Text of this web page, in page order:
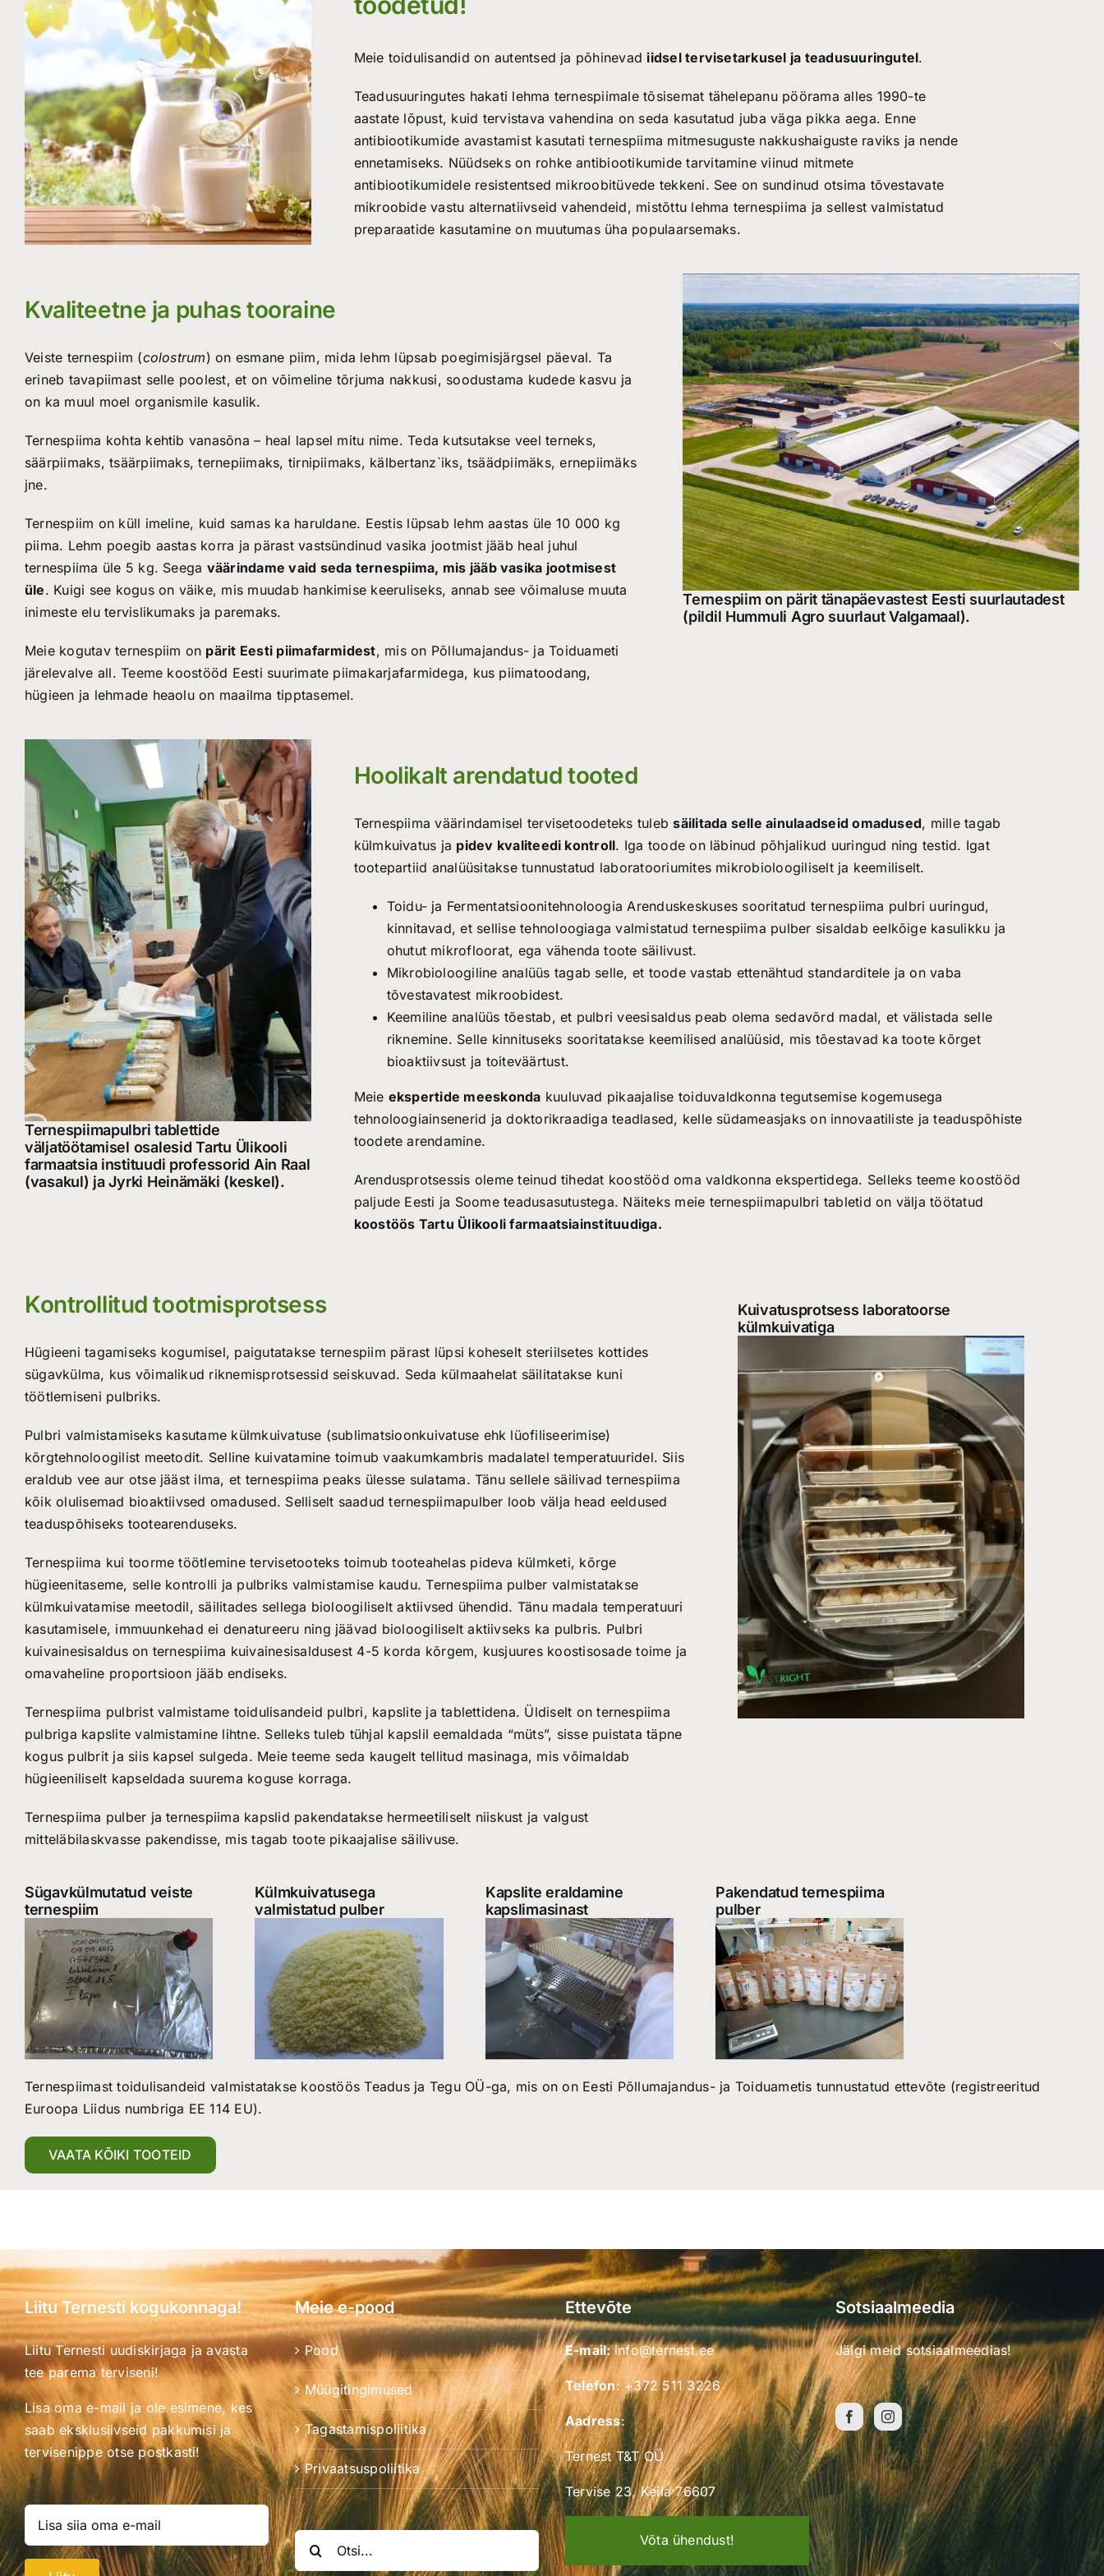
Meie toidulisandid on autentsed ja põhinevad iidsel tervisetarkusel ja teadusuuringutel.
Teadusuuringutes hakati lehma ternespiimale tõsisemat tähelepanu pöörama alles 1990-te
aastate lõpust, kuid tervistava vahendina on seda kasutatud juba väga pikka aega. Enne
antibiootikumide avastamist kasutati ternespiima mitmesuguste nakkushaiguste raviks ja nende
ennetamiseks. Nüüdseks on rohke antibiootikumide tarvitamine viinud mitmete
antibiootikumidele resistentsed mikroobitüvede tekkeni. See on sundinud otsima tõvestavate
mikroobide vastu alternatiivseid vahendeid, mistõttu lehma ternespiima ja sellest valmistatud
preparaatide kasutamine on muutumas üha populaarsemaks.
Kvaliteetne ja puhas tooraine
Veiste ternespiim (colostrum) on esmane piim, mida lehm lüpsab poegimisjärgsel päeval. Ta
erineb tavapiimast selle poolest, et on võimeline tõrjuma nakkusi, soodustama kudede kasvu ja
on ka muul moel organismile kasulik.
Ternespiima kohta kehtib vanasõna – heal lapsel mitu nime. Teda kutsutakse veel terneks,
säärpiimaks, tsäärpiimaks, ternepiimaks, tirnipiimaks, kälbertanz`iks, tsäädpiimäks, ernepiimäks
jne.
Ternespiim on küll imeline, kuid samas ka haruldane. Eestis lüpsab lehm aastas üle 10 000 kg
piima. Lehm poegib aastas korra ja pärast vastsündinud vasika jootmist jääb heal juhul
ternespiima üle 5 kg. Seega väärindame vaid seda ternespiima, mis jääb vasika jootmisest
üle. Kuigi see kogus on väike, mis muudab hankimise keeruliseks, annab see võimaluse muuta
inimeste elu tervislikumaks ja paremaks.
Meie kogutav ternespiim on pärit Eesti piimafarmidest, mis on Põllumajandus- ja Toiduameti
järelevalve all. Teeme koostööd Eesti suurimate piimakarjafarmidega, kus piimatoodang,
hügieen ja lehmade heaolu on maailma tipptasemel.
Ternespiim on pärit tänapäevastest Eesti suurlautadest
(pildil Hummuli Agro suurlaut Valgamaal).
Ternespiimapulbri tablettide
väljatöötamisel osalesid Tartu Ülikooli
farmaatsia instituudi professorid Ain Raal
(vasakul) ja Jyrki Heinämäki (keskel).
Hoolikalt arendatud tooted
Ternespiima väärindamisel tervisetoodeteks tulebsäilitada selle ainulaadseid omadused, mille tagab
külmkuivatus ja pidev kvaliteedi kontroll. Iga toode on läbinud põhjalikud uuringud ning testid. Igat
tootepartiid analüüsitakse tunnustatud laboratooriumites mikrobioloogiliselt ja keemiliselt.
Toidu- ja Fermentatsioonitehnoloogia Arenduskeskuses sooritatud ternespiima pulbri uuringud,
kinnitavad, et sellise tehnoloogiaga valmistatud ternespiima pulber sisaldab eelkõige kasulikku ja
ohutut mikrofloorat, ega vähenda toote säilivust.
Mikrobioloogiline analüüs tagab selle, et toode vastab ettenähtud standarditele ja on vaba
tõvestavatest mikroobidest.
Keemiline analüüs tõestab, et pulbri veesisaldus peab olema sedavõrd madal, et välistada selle
riknemine. Selle kinnituseks sooritatakse keemilised analüüsid, mis tõestavad ka toote kõrget
bioaktiivsust ja toiteväärtust.
Meie ekspertide meeskonda kuuluvad pikaajalise toiduvaldkonna tegutsemise kogemusega
tehnoloogiainsenerid ja doktorikraadiga teadlased, kelle südameasjaks on innovaatiliste ja teaduspõhiste
toodete arendamine.
Arendusprotsessis oleme teinud tihedat koostööd oma valdkonna ekspertidega. Selleks teeme koostööd
paljude Eesti ja Soome teadusasutustega. Näiteks meie ternespiimapulbri tabletid on välja töötatud
koostöös Tartu Ülikooli farmaatsiainstituudiga.
Kontrollitud tootmisprotsess
Hügieeni tagamiseks kogumisel, paigutatakse ternespiim pärast lüpsi koheselt steriilsetes kottides
sügavkülma, kus võimalikud riknemisprotsessid seiskuvad. Seda külmaahelat säilitatakse kuni
töötlemiseni pulbriks.
Pulbri valmistamiseks kasutame külmkuivatuse (sublimatsioonkuivatuse ehk lüofiliseerimise)
kõrgtehnoloogilist meetodit. Selline kuivatamine toimub vaakumkambris madalatel temperatuuridel. Siis
eraldub vee aur otse jääst ilma, et ternespiima peaks ülesse sulatama. Tänu sellele säilivad ternespiima
kõik olulisemad bioaktiivsed omadused. Selliselt saadud ternespiimapulber loob välja head eeldused
teaduspõhiseks tootearenduseks.
Ternespiima kui toorme töötlemine tervisetooteks toimub tooteahelas pideva külmketi, kõrge
hügieenitaseme, selle kontrolli ja pulbriks valmistamise kaudu. Ternespiima pulber valmistatakse
külmkuivatamise meetodil, säilitades sellega bioloogiliselt aktiivsed ühendid. Tänu madala temperatuuri
kasutamisele, immuunkehad ei denatureeru ning jäävad bioloogiliselt aktiivseks ka pulbris. Pulbri
kuivainesisaldus on ternespiima kuivainesisaldusest 4-5 korda kõrgem, kusjuures koostisosade toime ja
omavaheline proportsioon jääb endiseks.
Ternespiima pulbrist valmistame toidulisandeid pulbri, kapslite ja tablettidena. Üldiselt on ternespiima
pulbriga kapslite valmistamine lihtne. Selleks tuleb tühjal kapslil eemaldada “müts”, sisse puistata täpne
kogus pulbrit ja siis kapsel sulgeda. Meie teeme seda kaugelt tellitud masinaga, mis võimaldab
hügieeniliselt kapseldada suurema koguse korraga.
Ternespiima pulber ja ternespiima kapslid pakendatakse hermeetiliselt niiskust ja valgust
mitteläbilaskvasse pakendisse, mis tagab toote pikaajalise säilivuse.
Kuivatusprotsess laboratoorse
külmkuivatiga
Sügavkülmutatud veiste
ternespiim
Külmkuivatusega
valmistatud pulber
Kapslite eraldamine
kapslimasinast
Pakendatud ternespiima
pulber
Ternespiimast toidulisandeid valmistatakse koostöös Teadus ja Tegu OÜ-ga, mis on on Eesti Põllumajandus- ja Toiduametis tunnustatud ettevõte (registreeritud
Euroopa Liidus numbriga EE 114 EU).
VAATA KÕIKI TOOTEID
Liitu Ternesti kogukonnaga!
Liitu Ternesti uudiskirjaga ja avasta
tee parema terviseni!
Lisa oma e-mail ja ole esimene, kes
saab eksklusiivseid pakkumisi ja
tervisenippe otse postkasti!
Meie e-pood
Pood
Müügitingimused
Tagastamispoliitika
Privaatsuspoliitika
Search
for:
Ettevõte
E-mail:info@ternest.ee
Telefon: +372 511 3226
Aadress:
Ternest T&T OÜ
Tervise 23, Keila 76607
Võta ühendust!
Sotsiaalmeedia
Jälgi meid sotsiaalmeedias!